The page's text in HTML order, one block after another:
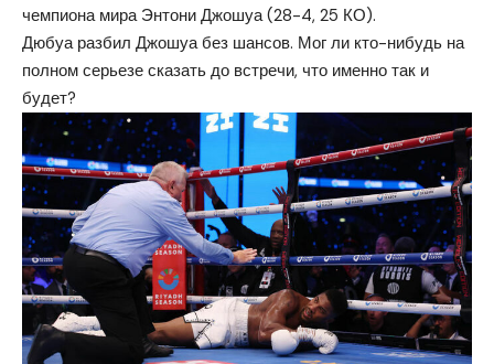
чемпиона мира Энтони Джошуа (28-4, 25 КО).
Дюбуа разбил Джошуа без шансов. Мог ли кто-нибудь на
полном серьезе сказать до встречи, что именно так и
будет?